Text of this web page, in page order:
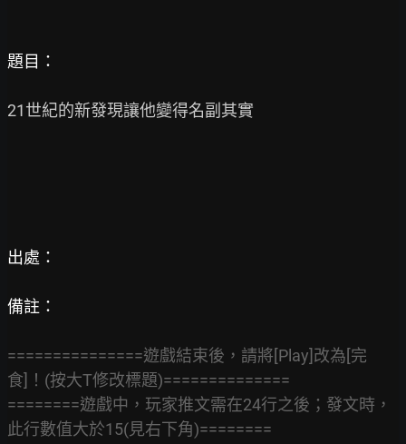
題目：
21世紀的新發現讓他變得名副其實
出處：
備註：
===============遊戲結束後，請將[Play]改為[完
食]！(按大T修改標題)==============
========遊戲中，玩家推文需在24行之後；發文時，
此行數值大於15(見右下角)========